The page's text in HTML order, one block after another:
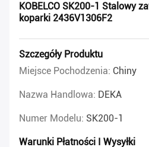
KOBELCO SK200-1 Stalowy
koparki 2436V1306F2
Szczegóły Produktu
Miejsce Pochodzenia: Chiny
Nazwa Handlowa: DEKA
Numer Modelu: SK200-1
Warunki Płatności I Wysyłki